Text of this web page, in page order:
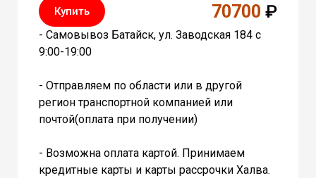
Купить 70700 ₽
- Самовывоз Батайск, ул. Заводская 184 с
9:00-19:00
- Отправляем по области или в другой
регион транспортной компанией или
почтой(оплата при получении)
- Возможна оплата картой. Принимаем
кредитные карты и карты рассрочки Халва.